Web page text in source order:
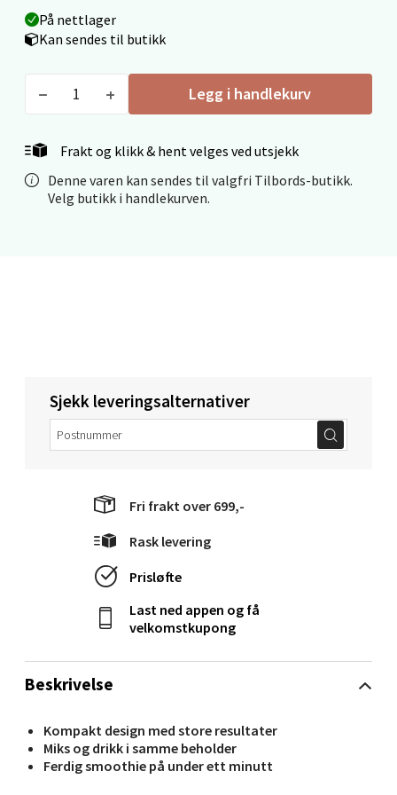
På nettlager
Kan sendes til butikk
Legg i handlekurv
Frakt og klikk & hent velges ved utsjekk
Denne varen kan sendes til valgfri Tilbords-butikk.
Velg butikk i handlekurven.
Beskrivelse
Kompakt design med store resultater
Miks og drikk i samme beholder
Ferdig smoothie på under ett minutt
Sjekk leveringsalternativer
Fri frakt over 699,-
Rask levering
Prisløfte
Last ned appen og få
velkomstkupong
Narvik - Thon Senter Malmporten
Bolagsgata 1, 8514 Narvik
0 i butikk
Velg
Aunasenteret, Sunndalsvegen 3, 7340 Oppdal
Åpent i dag 10-19
0 i butikk
Velg
Orkanger - Thon Senter Orkanger